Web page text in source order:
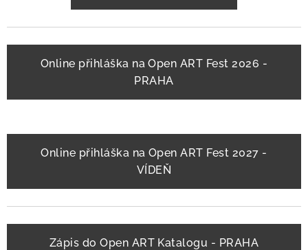
Online přihláška na Open ART Fest 2026 -
PRAHA
Online přihláška na Open ART Fest 2027 -
VÍDEŇ
Zápis do Open ART Katalogu - PRAHA